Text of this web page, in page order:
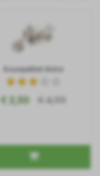
Bouwpakket Motor
€ 2,50 € 4,99